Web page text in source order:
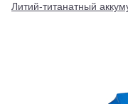
Литий-титанатный